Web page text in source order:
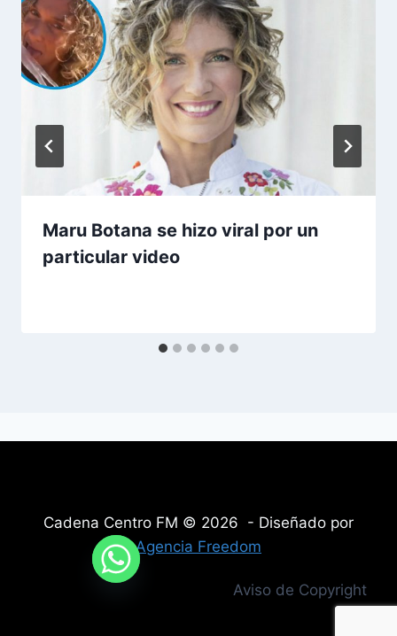
Maru Botana se hizo viral por un
particular video
Cadena Centro FM © 2026 - Diseñado por
Agencia Freedom
Aviso de Copyright